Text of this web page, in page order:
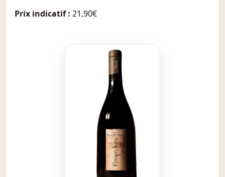
Prix indicatif : 21,90€